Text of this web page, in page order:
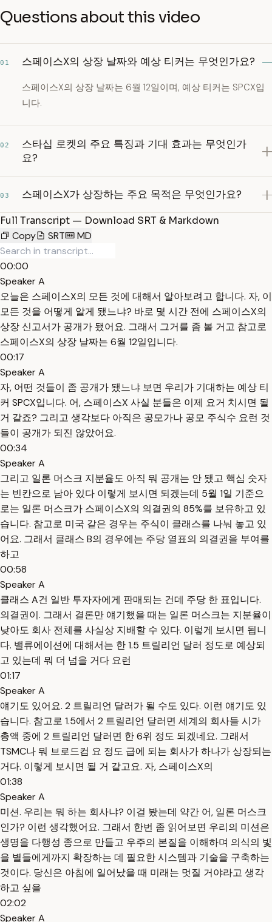
Questions about this video
01 스페이스X의 상장 날짜와 예상 티커는 무엇인가요?
스페이스X의 상장 날짜는 6월 12일이며, 예상 티커는 SPCX입
니다.
02
스타십 로켓의 주요 특징과 기대 효과는 무엇인가
요?
03 스페이스X가 상장하는 주요 목적은 무엇인가요?
Full Transcript — Download SRT & Markdown
Copy
SRT MD
00:00
Speaker A
오늘은 스페이스X의 모든 것에 대해서 알아보려고 합니다. 자, 이
모든 것을 어떻게 알게 됐느냐? 바로 몇 시간 전에 스페이스X의
상장 신고서가 공개가 됐어요. 그래서 그거를 좀 볼 거고 참고로
스페이스X의 상장 날짜는 6월 12일입니다.
00:17
Speaker A
자, 어떤 것들이 좀 공개가 됐느냐 보면 우리가 기대하는 예상 티
커 SPCX입니다. 어, 스페이스X 사실 분들은 이제 요거 치시면 될
거 같죠? 그리고 생각보다 아직은 공모가나 공모 주식수 요런 것
들이 공개가 되진 않았어요.
00:34
Speaker A
그리고 일론 머스크 지분율도 아직 뭐 공개는 안 됐고 핵심 숫자
는 빈칸으로 남아 있다 이렇게 보시면 되겠는데 5월 1일 기준으
로는 일론 머스크가 스페이스X의 의결권의 85%를 보유하고 있
습니다. 참고로 미국 같은 경우는 주식이 클래스를 나눠 놓고 있
어요. 그래서 클래스 B의 경우에는 주당 열표의 의결권을 부여를
하고
00:58
Speaker A
클래스 A건 일반 투자자에게 판매되는 건데 주당 한 표입니다.
의결권이. 그래서 결론만 얘기했을 때는 일론 머스크는 지분율이
낮아도 회사 전체를 사실상 지배할 수 있다. 이렇게 보시면 됩니
다. 밸류에이션에 대해서는 한 1.5 트릴리언 달러 정도로 예상되
고 있는데 뭐 더 넘을 거다 요런
01:17
Speaker A
얘기도 있어요. 2 트릴리언 달러가 될 수도 있다. 이런 얘기도 있
습니다. 참고로 1.5에서 2 트릴리언 달러면 세계의 회사들 시가
총액 중에 2 트릴리언 달러면 한 6위 정도 되겠네요. 그래서
TSMC나 뭐 브로드컴 요 정도 급에 되는 회사가 하나가 상장되는
거다. 이렇게 보시면 될 거 같고요. 자, 스페이스X의
01:38
Speaker A
미션. 우리는 뭐 하는 회사냐? 이걸 봤는데 약간 어, 일론 머스크
인가? 이런 생각했어요. 그래서 한번 좀 읽어보면 우리의 미션은
생명을 다행성 종으로 만들고 우주의 본질을 이해하며 의식의 빛
을 별들에게까지 확장하는 데 필요한 시스템과 기술을 구축하는
것이다. 당신은 아침에 일어났을 때 미래는 멋질 거야라고 생각
하고 싶을
02:02
Speaker A